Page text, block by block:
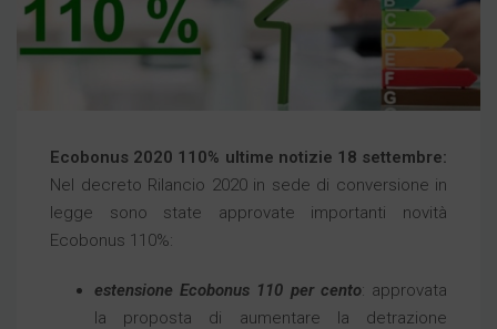
Ecobonus 2020 110% ultime notizie 18 settembre:
Nel decreto Rilancio 2020 in sede di conversione in
legge sono state approvate importanti novità
Ecobonus 110%:
estensione Ecobonus 110 per cento: approvata
la proposta di aumentare la detrazione